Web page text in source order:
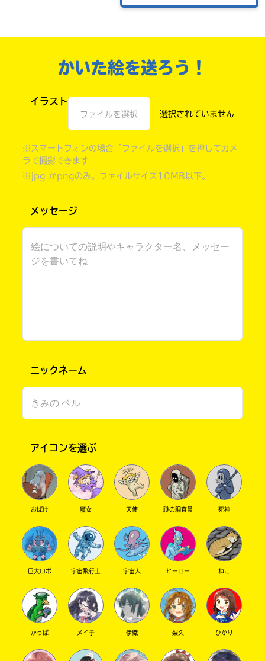
このマチのことを
もっと知りたい
キミに
かいた絵を送ろう！
イラスト
ファイルを選択
※スマートフォンの場合「ファイルを選択」を押してカメ
ラで撮影できます
※jpg かpngのみ。ファイルサイズ10MB以下。
メッセージ
ニックネーム
アイコンを選ぶ
おばけ 魔女 天使 謎の調査員 死神
巨大ロボ 宇宙飛行士 宇宙人 ヒーロー ねこ
かっぱ メイ子 伊織 梨久 ひかり